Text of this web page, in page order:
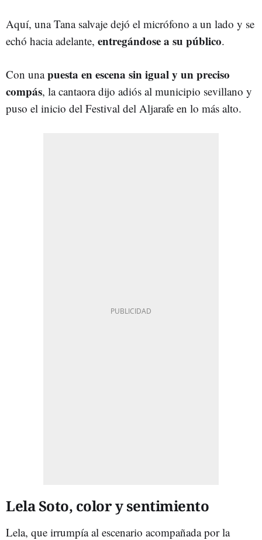
Aquí, una Tana salvaje dejó el micrófono a un lado y se
echó hacia adelante, entregándose a su público.
Con unapuesta en escena sin igual y un preciso
compás, la cantaora dijo adiós al municipio sevillano y
puso el inicio del Festival del Aljarafe en lo más alto.
Lela Soto, color y sentimiento
Lela, que irrumpía al escenario acompañada por la